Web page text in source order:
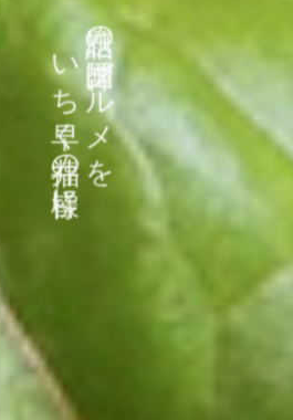
話題の韓国グルメを
いち早く福井の皆様に
本場のトレンドを体感するために